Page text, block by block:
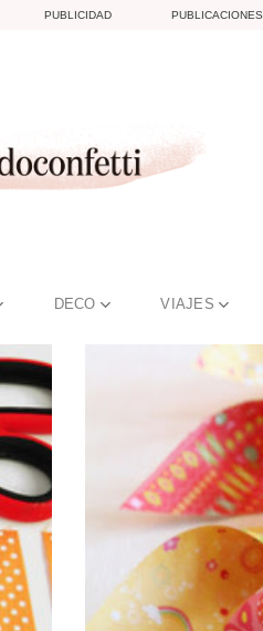
PUBLICIDAD PUBLICACIONES
DECO VIAJES